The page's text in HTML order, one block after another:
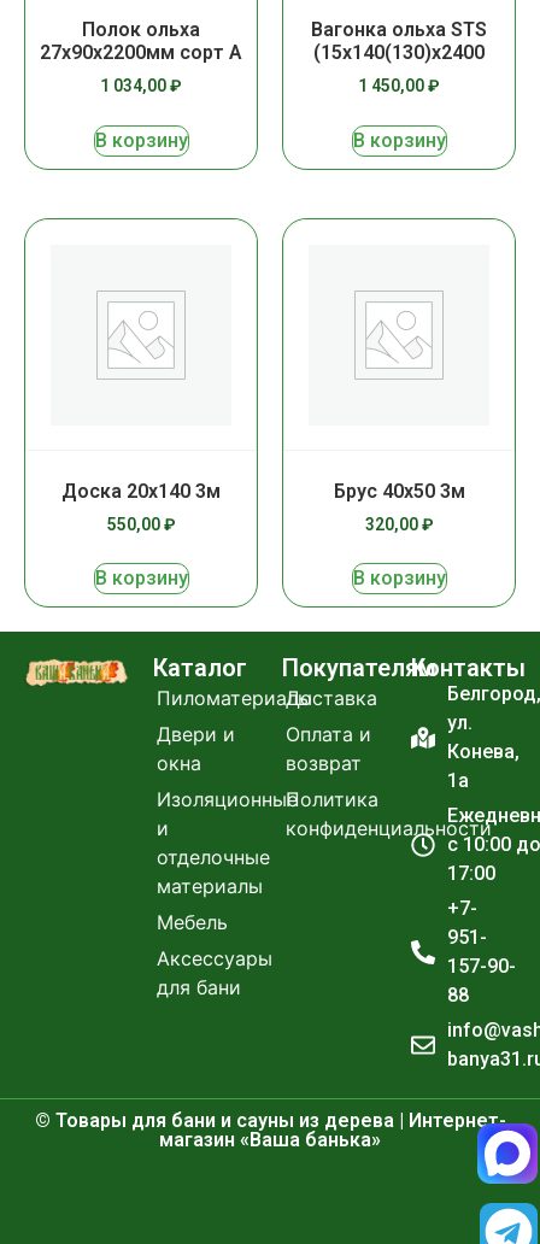
Полок ольха
27х90х2200мм сорт А
1 034,00₽
В корзину
Вагонка ольха STS
(15х140(130)х2400
1 450,00₽
В корзину
Доска 20х140 3м
550,00₽
В корзину
Брус 40х50 3м
320,00₽
В корзину
Каталог
Пиломатериалы
Двери и
окна
Изоляционные
и
отделочные
материалы
Мебель
Аксессуары
для бани
Покупателям
Доставка
Оплата и
возврат
Политика
конфиденциальности
Контакты
Белгород,
ул.
Конева,
1а
с 10:00 до
17:00
+7-
951-
157-90-
88
© Товары для бани и сауны из дерева | Интернет-
магазин «Ваша банька»